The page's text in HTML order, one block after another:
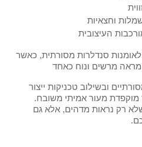
וחצאיות
העיצובית
סנדלרות מסורתית, כאשר
מראה מרשים ונוח כאחד
ובשילוב טכניקות ייצור
מוקפדת מעור אמיתי משובח.
רק נראות מדהים, אלא גם